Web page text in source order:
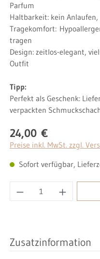
Parfum
Haltbarkeit: kein
Tragekomfort:
tragen
Design: zeitlos-elegant,
Outfit
Tipp:
Perfekt als Geschenk:
verpackten
Regulärer Preis:
24,00 €
Preise inkl. MwSt. zzgl.
Sofort verfügbar,
Produkt Anzahl:
Zusatzinformation